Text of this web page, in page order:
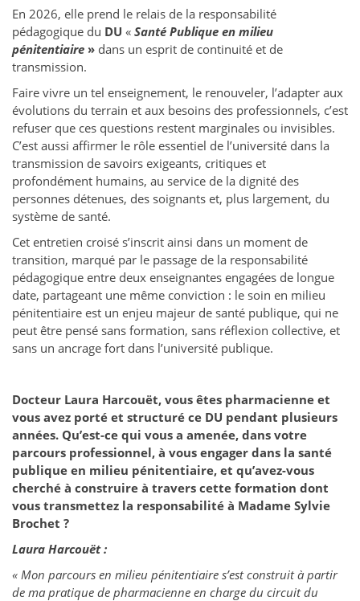
En 2026, elle prend le relais de la responsabilité
pédagogique du DU « Santé Publique en milieu
pénitentiaire » dans un esprit de continuité et de
transmission.
Faire vivre un tel enseignement, le renouveler, l’adapter aux
évolutions du terrain et aux besoins des professionnels, c’est
refuser que ces questions restent marginales ou invisibles.
C’est aussi affirmer le rôle essentiel de l’université dans la
transmission de savoirs exigeants, critiques et
profondément humains, au service de la dignité des
personnes détenues, des soignants et, plus largement, du
système de santé.
Cet entretien croisé s’inscrit ainsi dans un moment de
transition, marqué par le passage de la responsabilité
pédagogique entre deux enseignantes engagées de longue
date, partageant une même conviction : le soin en milieu
pénitentiaire est un enjeu majeur de santé publique, qui ne
peut être pensé sans formation, sans réflexion collective, et
sans un ancrage fort dans l’université publique.
Docteur Laura Harcouët, vous êtes pharmacienne et
vous avez porté et structuré ce DU pendant plusieurs
années. Qu’est-ce qui vous a amenée, dans votre
parcours professionnel, à vous engager dans la santé
publique en milieu pénitentiaire, et qu’avez-vous
cherché à construire à travers cette formation dont
vous transmettez la responsabilité à Madame Sylvie
Brochet ?
Laura Harcouët :
« Mon parcours en milieu pénitentiaire s’est construit à partir
de ma pratique de pharmacienne en charge du circuit du